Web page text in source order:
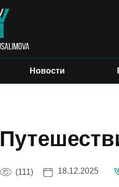
Новости
(111) 18.12.2025